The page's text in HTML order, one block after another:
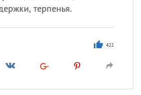
терпенья.
422